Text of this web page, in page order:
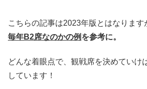
こちらの記事は2023年版とはなります
毎年B2席なのかの例 を参考に。
どんな着眼点で、観戦席を決めていけ
しています！